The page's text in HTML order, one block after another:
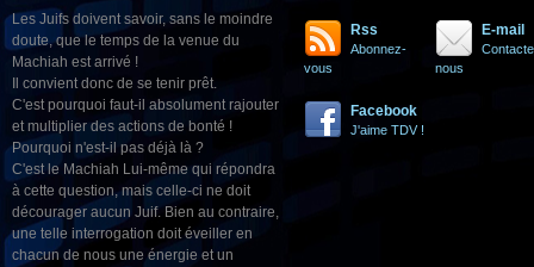
Les Juifs doivent savoir, sans le moindre
doute, que le temps de la venue du
Machiah est arrivé !
Il convient donc de se tenir prêt.
C'est pourquoi faut-il absolument rajouter
et multiplier des actions de bonté !
Pourquoi n'est-il pas déjà là ?
C'est le Machiah Lui-même qui répondra
à cette question, mais celle-ci ne doit
décourager aucun Juif. Bien au contraire,
une telle interrogation doit éveiller en
chacun de nous une énergie et un
Rss
Abonnez-
vous
E-mail
nous
Facebook
J'aime TDV !